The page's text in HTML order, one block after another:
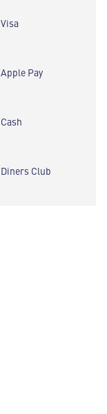
Visa
Apple Pay
Cash
Diners Club